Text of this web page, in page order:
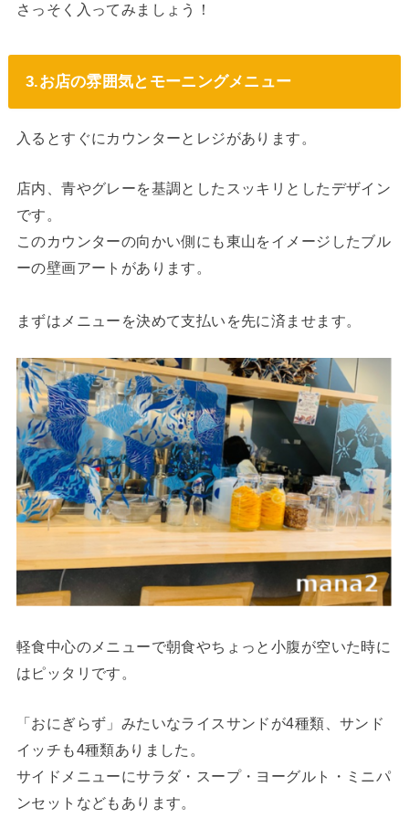
さっそく入ってみましょう！
3.お店の雰囲気とモーニングメニュー
入るとすぐにカウンターとレジがあります。
店内、青やグレーを基調としたスッキリとしたデザイン
です。
このカウンターの向かい側にも東山をイメージしたブル
ーの壁画アートがあります。
まずはメニューを決めて支払いを先に済ませます。
軽食中心のメニューで朝食やちょっと小腹が空いた時に
はピッタリです。
「おにぎらず」みたいなライスサンドが4種類、サンド
イッチも4種類ありました。
サイドメニューにサラダ・スープ・ヨーグルト・ミニパ
ンセットなどもあります。